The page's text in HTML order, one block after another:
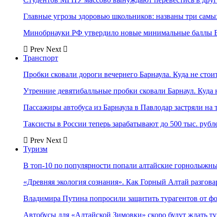
Главные угрозы здоровью школьников: названы три
Минобрнауки РФ утвердило новые минимальные баллы
Prev Next
Транспорт
Пробки сковали дороги вечернего Барнаула. Куда не
Утренние девятибалльные пробки сковали Барнаул. Куда
Пассажиры автобуса из Барнаула в Павлодар застряли на
Таксисты в России теперь зарабатывают до 500 тыс.
Prev Next
Туризм
В топ-10 по популярности попали алтайские
«Древняя экология сознания». Как Горный Алтай
Владимира Путина попросили защитить турагентов от
Автобусы для «Алтайской Зимовки» скоро будут ждать